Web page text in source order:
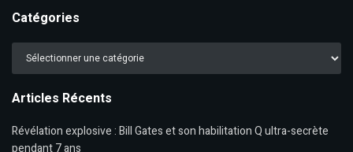
Catégories
Catégories
Articles Récents
Révélation explosive : Bill Gates et son habilitation Q ultra-secrète